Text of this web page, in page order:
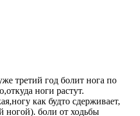
третий год болит нога по
ноги растут.
как будто сдерживает,
ногой). боли от ходьбы